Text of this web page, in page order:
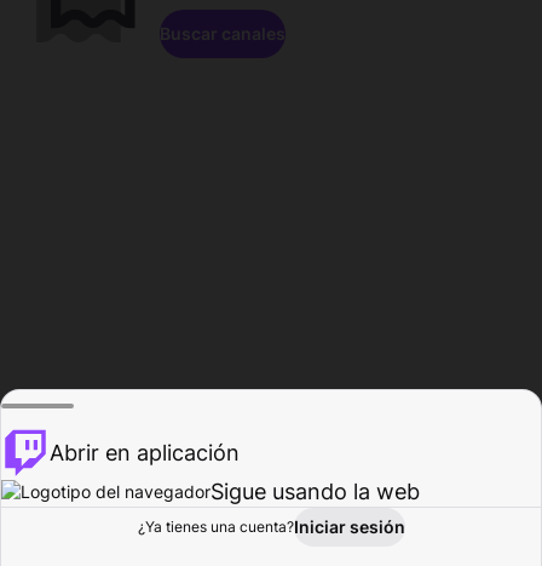
Explorar Actividad
Buscar canales
Abrir en aplicación
Sigue usando la web
¿Ya tienes una cuenta?Iniciar sesión